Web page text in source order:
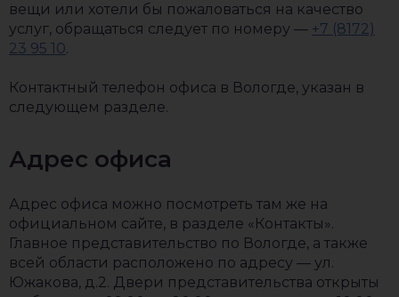
вещи или хотели бы пожаловаться на качество
услуг, обращаться следует по номеру — +7 (8172)
23 95 10.
Контактный телефон офиса в Вологде, указан в
следующем разделе.
Адрес офиса
Адрес офиса можно посмотреть там же на
официальном сайте, в разделе «Контакты».
Главное представительство по Вологде, а также
всей области расположено по адресу — ул.
Южакова, д.2. Двери представительства открыты